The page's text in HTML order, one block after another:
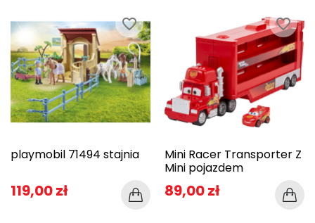
favorite_border
playmobil 71494 stajnia
119,00 zł
favorite_border
Mini Racer Transporter Z
Mini pojazdem
89,00 zł